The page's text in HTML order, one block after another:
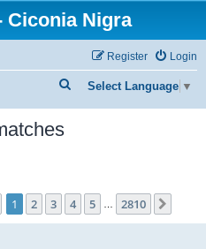
Ciconia Nigra
Login
Register
Select Language ▼
e
h
Page 1of 2810
1 2 3 4 5 … 2810